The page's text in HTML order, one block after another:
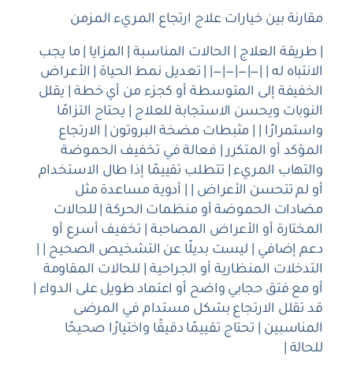
مقارنة بين خيارات علاج ارتجاع المريء المزمن
| طريقة العلاج | الحالات المناسبة | المزايا | ما يجب
الانتباه له | |—|—|—|—| | تعديل نمط الحياة | الأعراض
الخفيفة إلى المتوسطة أو كجزء من أي خطة | يقلل
النوبات ويحسن الاستجابة للعلاج | يحتاج التزامًا
واستمرارًا | | مثبطات مضخة البروتون | الارتجاع
المؤكد أو المتكرر | فعالة في تخفيف الحموضة
والتهاب المريء | تتطلب تقييمًا إذا طال الاستخدام
أو لم تتحسن الأعراض | | أدوية مساعدة مثل
مضادات الحموضة أو منظمات الحركة | للحالات
المختارة أو الأعراض المصاحبة | تخفيف أسرع أو
دعم إضافي | ليست بديلًا عن التشخيص الصحيح | |
التدخلات المنظارية أو الجراحية | للحالات المقاومة
أو مع فتق حجابي واضح أو اعتماد طويل على الدواء |
قد تقلل الارتجاع بشكل مستدام في المرضى
المناسبين | تحتاج تقييمًا دقيقًا واختيارًا صحيحًا
للحالة |